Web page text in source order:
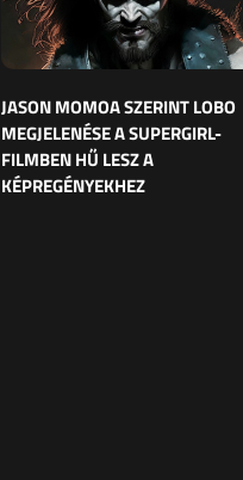
JASON MOMOA SZERINT LOBO
MEGJELENÉSE A SUPERGIRL-
FILMBEN HŰ LESZ A
KÉPREGÉNYEKHEZ